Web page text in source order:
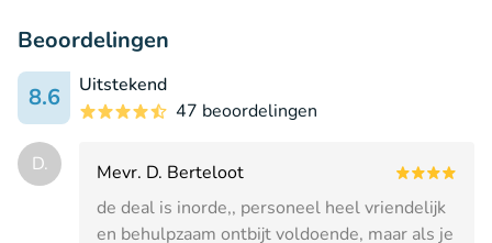
Beoordelingen
8.6
Uitstekend
47 beoordelingen
D.
Mevr. D. Berteloot
de deal is inorde,, personeel heel vriendelijk
en behulpzaam ontbijt voldoende, maar als je